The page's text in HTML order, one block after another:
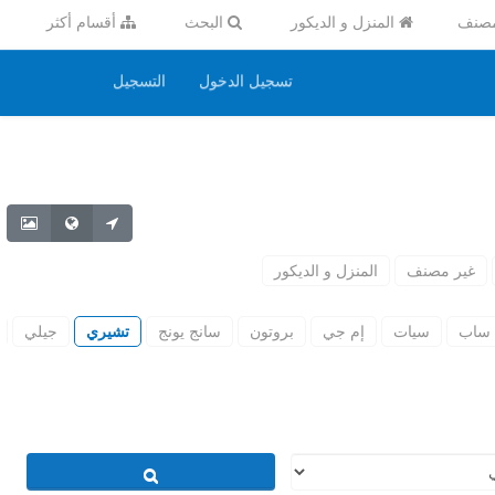
المنزل و الديكور البحث أقسام أكثر
تسجيل الدخول التسجيل
غير مصنف المنزل و الديكور
ساب سيات إم جي بروتون سانج يونج تشيري جيلي